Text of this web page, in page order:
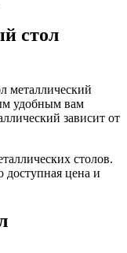
стол
металлический
удобным вам
зависит от
столов.
цена и